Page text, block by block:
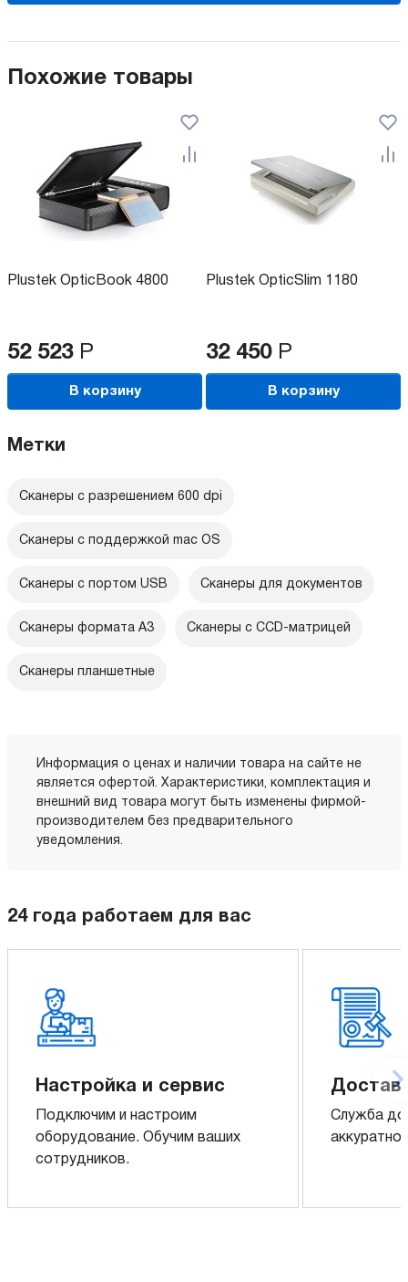
Похожие товары
Plustek OpticBook 4800
52 523 Р
В корзину
Plustek OpticSlim 1180
32 450 Р
В корзину
Метки
Сканеры с разрешением 600 dpi
Сканеры с поддержкой mac OS
Сканеры с портом USB Сканеры для документов
Сканеры формата A3 Сканеры с CCD-матрицей
Сканеры планшетные
Информация о ценах и наличии товара на сайте не
является офертой. Характеристики, комплектация и
внешний вид товара могут быть изменены фирмой-
производителем без предварительного
уведомления.
24 года работаем для вас
Настройка и сервис
Подключим и настроим
оборудование. Обучим ваших
сотрудников.
Служба
аккуратно